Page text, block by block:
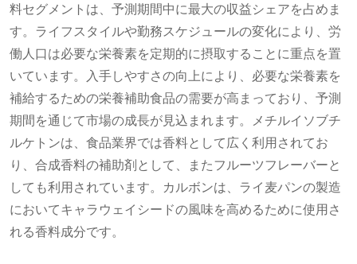
料セグメントは、予測期間中に最大の収益シェアを占めま
す。ライフスタイルや勤務スケジュールの変化により、労
働人口は必要な栄養素を定期的に摂取することに重点を置
いています。入手しやすさの向上により、必要な栄養素を
補給するための栄養補助食品の需要が高まっており、予測
期間を通じて市場の成長が見込まれます。メチルイソブチ
ルケトンは、食品業界では香料として広く利用されてお
り、合成香料の補助剤として、またフルーツフレーバーと
しても利用されています。カルボンは、ライ麦パンの製造
においてキャラウェイシードの風味を高めるために使用さ
れる香料成分です。